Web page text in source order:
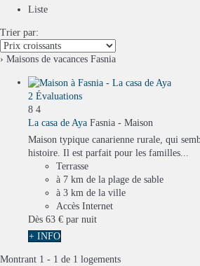
Liste
Trier par:
› Maisons de vacances Fasnia
2 Évaluations
8 4
La casa de Aya Fasnia - Maison
Maison typique canarienne rurale, qui
histoire. Il est parfait pour les familles...
Terrasse
à 7 km de la plage de sable
à 3 km de la ville
Accès Internet
Dès 63 € par nuit
+ INFO
Montrant 1 - 1 de 1 logements